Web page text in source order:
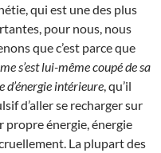
qui est une des plus
pour nous, nous
que c’est parce que
s’est lui-même coupé de sa
d’énergie intérieure , qu’il
d’aller se recharger sur
propre énergie, énergie
La plupart des